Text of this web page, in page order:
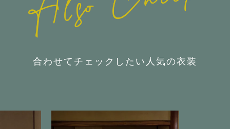
合わせてチェックしたい人気の衣装